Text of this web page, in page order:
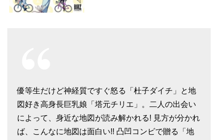
優等生だけど神経質ですぐ怒る「杜子ダイチ」と地
図好き高身長巨乳娘「塔元チリエ」。二人の出会い
によって、身近な地図が読み解かれる! 見方が分かれ
ば、こんなに地図は面白い!! 凸凹コンビで贈る「地